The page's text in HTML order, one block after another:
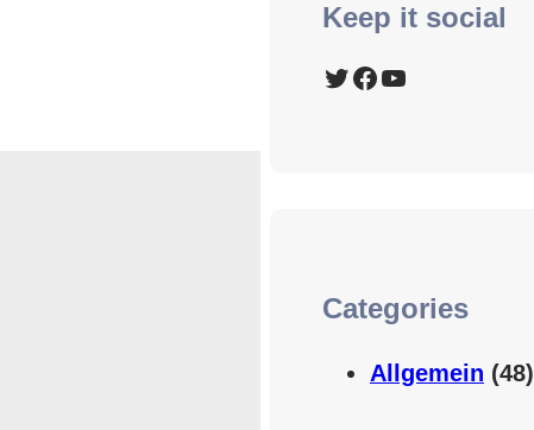
Keep it social
Twitter
Facebook YouTube
Categories
Allgemein (48)